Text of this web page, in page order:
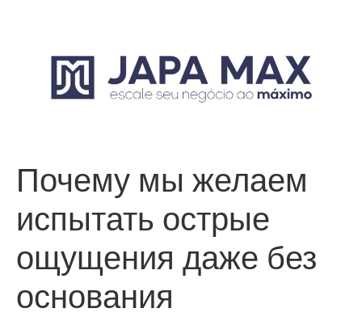
Почему мы желаем
испытать острые
ощущения даже без
основания